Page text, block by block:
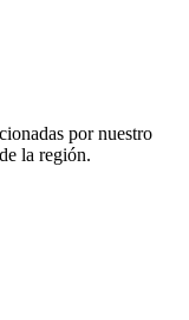
por nuestro
la región.